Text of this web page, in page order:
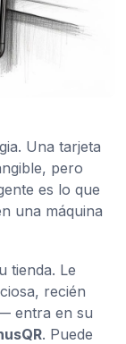
Una tarjeta
pero
es lo que
una máquina
tienda. Le
recién
entra en su
. Puede